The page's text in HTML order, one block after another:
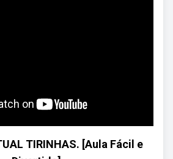
TIRINHAS. [Aula Fácil e